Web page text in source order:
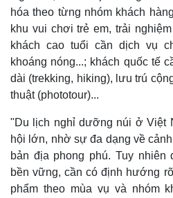
hóa theo từng nhóm khách
khu vui chơi trẻ em, trải
khách cao tuổi cần dịch vụ
khoáng nóng...; khách quốc tế
dài (trekking, hiking), lưu trú
thuật (phototour)...
"Du lịch nghỉ dưỡng núi ở Việt
hội lớn, nhờ sự đa dạng về
bản địa phong phú. Tuy nhiên
bền vững, cần có định hướng
phẩm theo mùa vụ và nhóm